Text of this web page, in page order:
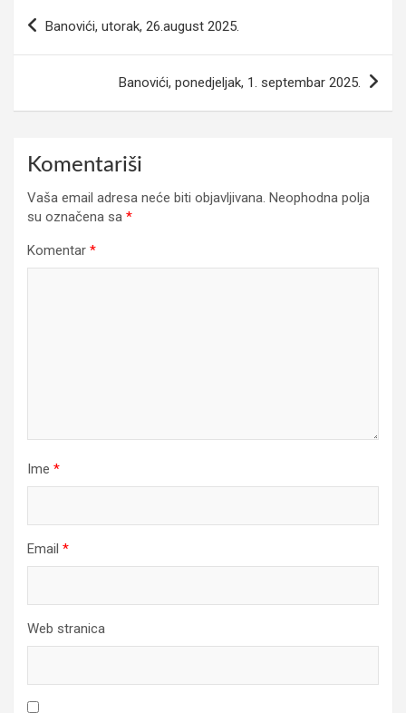
Banovići, utorak, 26.august 2025.
Banovići, ponedjeljak, 1. septembar 2025.
Komentariši
Vaša email adresa neće biti objavljivana. Neophodna polja
su označena sa *
Komentar *
Ime *
Email *
Web stranica